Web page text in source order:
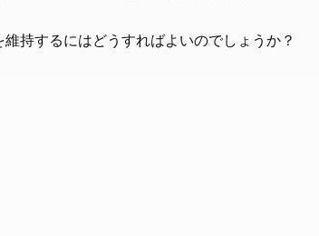
持するにはどうすればよいのでしょうか？